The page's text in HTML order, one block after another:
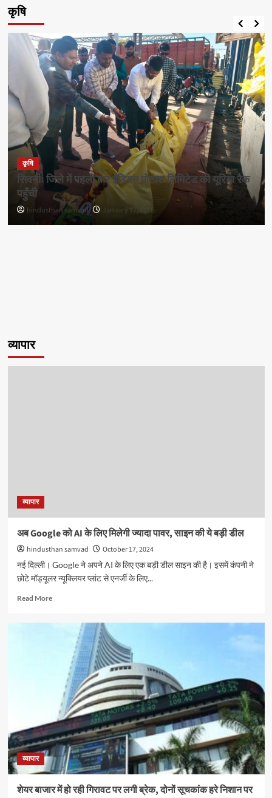
कृषि
कृषि
सिवनीः जिले में पहली बार इंडियन पोटाश लिमिटेड की यूरिया रैक
पहुँची
hindusthan samvad January 17, 2026
व्यापार
व्यापार
अब Google को AI के लिए मिलेगी ज्यादा पावर, साइन की ये बड़ी डील
hindusthan samvad
October 17, 2024
नई दिल्ली। Google ने अपने AI के लिए एक बड़ी डील साइन की है। इसमें कंपनी ने
छोटे मॉड्यूलर न्यूक्लियर प्लांट से एनर्जी के लिए...
Read MoreRead
मिलेगी
ज्यादा
पावर,
साइन
की
ये
बड़ी
व्यापार
शेयर बाजार में हो रही गिरावट पर लगी ब्रेक, दोनों सूचकांक हरे निशान पर